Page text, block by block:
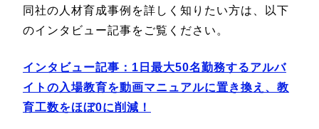
同社の人材育成事例を詳しく知りたい方は、以下
のインタビュー記事をご覧ください。
インタビュー記事：1日最大50名勤務するアルバ
イトの入場教育を動画マニュアルに置き換え、教
育工数をほぼ0に削減！